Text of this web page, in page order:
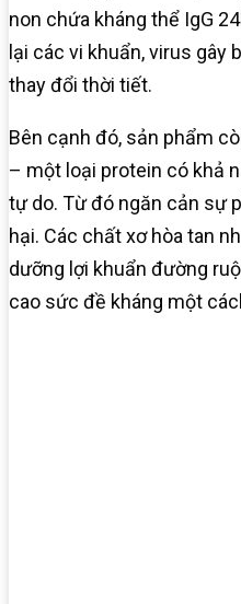
non chứa kháng thể IgG
lại các vi khuẩn, virus
thay đổi thời tiết.
Bên cạnh đó, sản phẩm
– một loại protein có khả
tự do. Từ đó ngăn cản sự
hại. Các chất xơ hòa tan
dưỡng lợi khuẩn đường
cao sức đề kháng một